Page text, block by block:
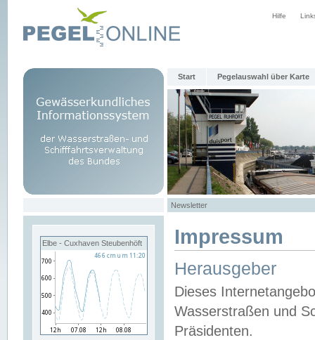
Hilfe
Start Pegelauswahl über Karte
Newsletter
Elbe - Cuxhaven Steubenhöft Impressum
Herausgeber
Dieses
Wasserstraßen und
Präsidenten.